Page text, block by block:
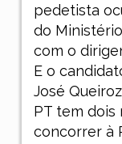
pedetista
do
com o
E o
José
PT tem dois
concorrer à